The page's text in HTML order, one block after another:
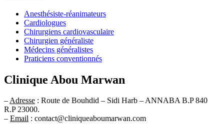
Anesthésiste-réanimateurs
Cardiologues
Chirurgiens cardiovasculaire
Chirurgien généraliste
Médecins généralistes
Praticiens conventionnés
Clinique Abou Marwan
–Adresse : Route de Bouhdid – Sidi Harb – ANNABA B.P 840
R.P 23000.
– Email : contact@cliniqueaboumarwan.com